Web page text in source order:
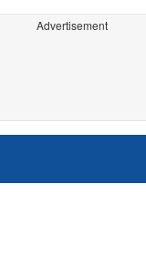
Advertisement